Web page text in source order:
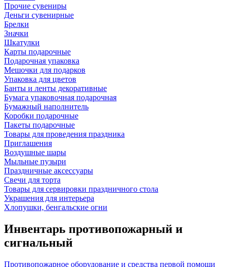
Прочие сувениры
Деньги сувенирные
Брелки
Значки
Шкатулки
Карты подарочные
Подарочная упаковка
Мешочки для подарков
Упаковка для цветов
Банты и ленты декоративные
Бумага упаковочная подарочная
Бумажный наполнитель
Коробки подарочные
Пакеты подарочные
Товары для проведения праздника
Приглашения
Воздушные шары
Мыльные пузыри
Праздничные аксессуары
Свечи для торта
Товары для сервировки праздничного стола
Украшения для интерьера
Хлопушки, бенгальские огни
Инвентарь противопожарный и
сигнальный
Противопожарное оборудование и средства первой помощи